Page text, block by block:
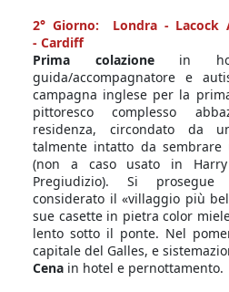
2° Giorno: Londra - Lacock
- Cardiff
Prima colazione in
guida/accompagnatore e
campagna inglese per la
pittoresco complesso
residenza, circondato da
talmente intatto da sembrare
(non a caso usato in
Pregiudizio). Si
considerato il «villaggio più
sue casette in pietra color
lento sotto il ponte. Nel
capitale del Galles, e
Cena in hotel e pernottamento.